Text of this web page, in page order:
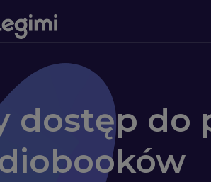
dostęp do